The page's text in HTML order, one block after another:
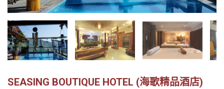
南
旅
行
社
SEASING BOUTIQUE HOTEL (海歌精品酒店)